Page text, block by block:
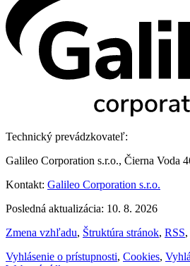
Technický prevádzkovateľ:
Galileo Corporation s.r.o., Čierna Voda
Kontakt: Galileo Corporation s.r.o.
Posledná aktualizácia: 10. 8. 2026
Zmena vzhľadu, Štruktúra stránok, RSS,
Vyhlásenie o prístupnosti, Cookies,